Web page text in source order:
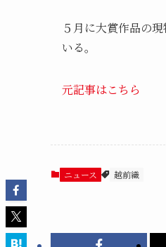
５月に大賞作品の
いる。
元記事はこちら
ニュース 越前織